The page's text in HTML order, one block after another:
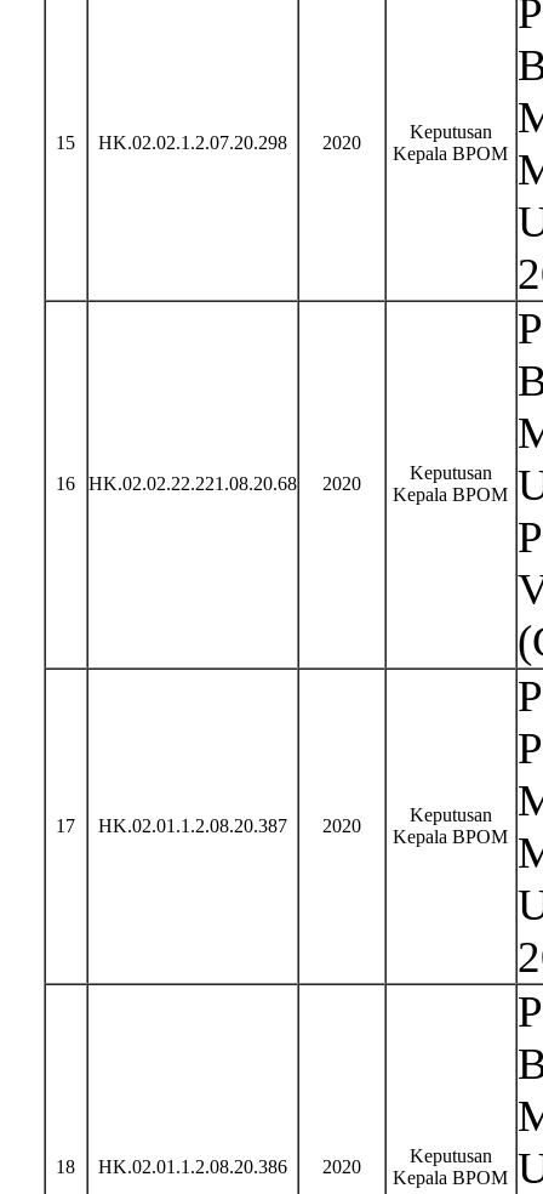
15 HK.02.02.1.2.07.20.298 2020
Keputusan
Kepala BPOM
16 HK.02.02.22.221.08.20.68 2020
Keputusan
Kepala BPOM
17 HK.02.01.1.2.08.20.387 2020
Keputusan
Kepala BPOM
18 HK.02.01.1.2.08.20.386 2020
Keputusan
Kepala BPOM